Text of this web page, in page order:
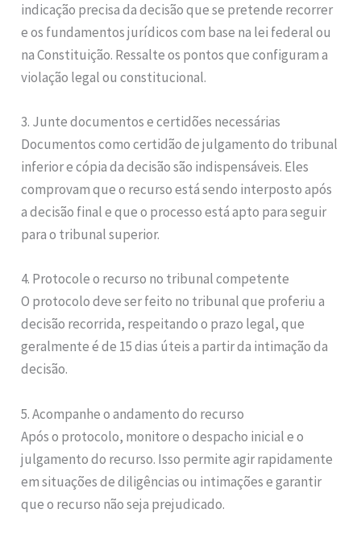
indicação precisa da decisão que se pretende recorrer
e os fundamentos jurídicos com base na lei federal ou
na Constituição. Ressalte os pontos que configuram a
violação legal ou constitucional.
3. Junte documentos e certidões necessárias
Documentos como certidão de julgamento do tribunal
inferior e cópia da decisão são indispensáveis. Eles
comprovam que o recurso está sendo interposto após
a decisão final e que o processo está apto para seguir
para o tribunal superior.
4. Protocole o recurso no tribunal competente
O protocolo deve ser feito no tribunal que proferiu a
decisão recorrida, respeitando o prazo legal, que
geralmente é de 15 dias úteis a partir da intimação da
decisão.
5. Acompanhe o andamento do recurso
Após o protocolo, monitore o despacho inicial e o
julgamento do recurso. Isso permite agir rapidamente
em situações de diligências ou intimações e garantir
que o recurso não seja prejudicado.